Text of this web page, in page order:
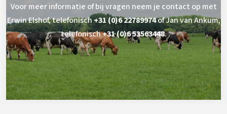
Voor meer informatie of bij vragen neem je contact op met
Erwin Elshof, telefonisch+31 (0)6 22789974of Jan van Ankum,
telefonisch+31 (0)6 53563448.